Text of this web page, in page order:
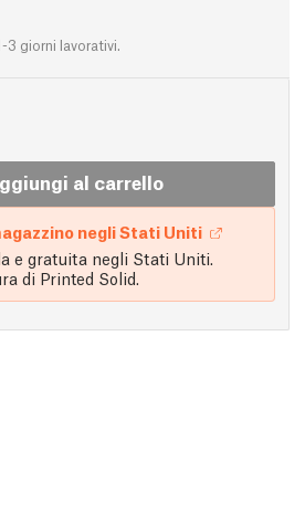
3 giorni lavorativi.
al carrello
negli Stati Uniti
e gratuita negli Stati Uniti.
di Printed Solid.